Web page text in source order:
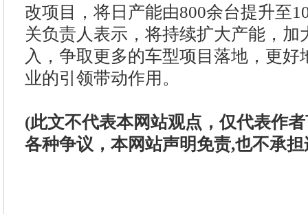
改项目，将日产能由800余台提升至
关负责人表示，将持续扩大产能，加
入，争取更多的车型项目落地，更好
业的引领带动作用。
(此文不代表本网站观点，仅代表作
各种争议，本网站声明免责,也不承